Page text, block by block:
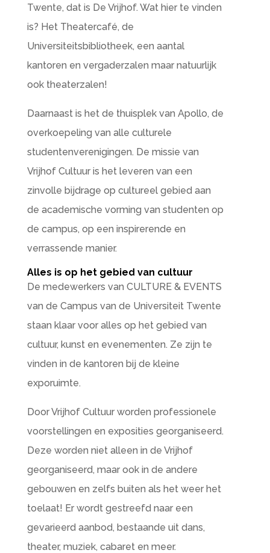
Twente, dat is De Vrijhof. Wat hier te vinden
is? Het Theatercafé, de
Universiteitsbibliotheek, een aantal
kantoren en vergaderzalen maar natuurlijk
ook theaterzalen!
Daarnaast is het de thuisplek van Apollo, de
overkoepeling van alle culturele
studentenverenigingen. De missie van
Vrijhof Cultuur is het leveren van een
zinvolle bijdrage op cultureel gebied aan
de academische vorming van studenten op
de campus, op een inspirerende en
verrassende manier.
Alles is op het gebied van cultuur
De medewerkers van CULTURE & EVENTS
van de Campus van de Universiteit Twente
staan klaar voor alles op het gebied van
cultuur, kunst en evenementen. Ze zijn te
vinden in de kantoren bij de kleine
exporuimte.
Door Vrijhof Cultuur worden professionele
voorstellingen en exposities georganiseerd.
Deze worden niet alleen in de Vrijhof
georganiseerd, maar ook in de andere
gebouwen en zelfs buiten als het weer het
toelaat! Er wordt gestreefd naar een
gevarieerd aanbod, bestaande uit dans,
theater, muziek, cabaret en meer.